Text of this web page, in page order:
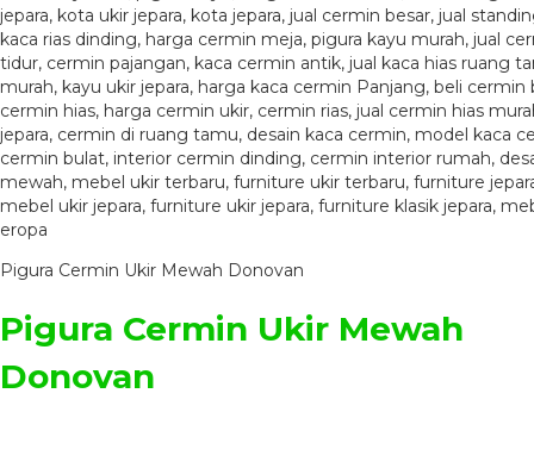
Pigura Cermin Ukir Mewah Donovan
Pigura Cermin Ukir Mewah
Donovan